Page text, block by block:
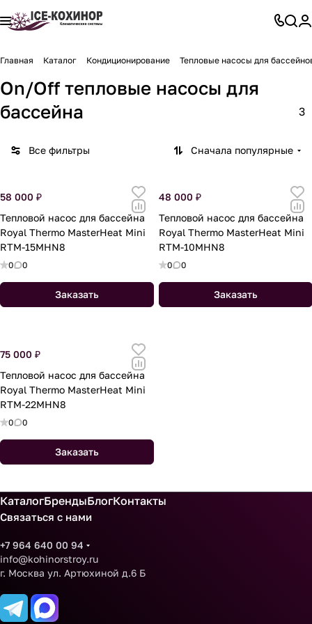
Главная Каталог Кондиционирование Тепловые насосы для
On/Off тепловые насосы для
бассейна
3
Все фильтры Сначала популярные
58 000 ₽
Тепловой насос для бассейна
Royal Thermo MasterHeat Mini
RTM-15MHN8
0 0
Заказать
48 000 ₽
Тепловой насос для бассейна
Royal Thermo MasterHeat Mini
RTM-10MHN8
0 0
Заказать
75 000 ₽
Тепловой насос для бассейна
Royal Thermo MasterHeat Mini
RTM-22MHN8
0 0
Заказать
КаталогБрендыБлогКонтакты
Связаться с нами
+7 964 640 00 94
info@kohinorstroy.ru
г. Москва ул. Артюхиной д.6 Б